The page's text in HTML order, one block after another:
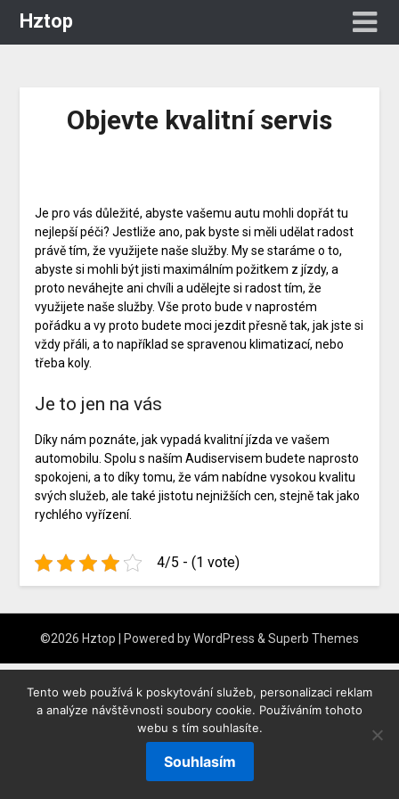
Hztop
Objevte kvalitní servis
Je pro vás důležité, abyste vašemu autu mohli dopřát tu
nejlepší péči? Jestliže ano, pak byste si měli udělat radost
právě tím, že využijete naše služby. My se staráme o to,
abyste si mohli být jisti maximálním požitkem z jízdy, a
proto neváhejte ani chvíli a udělejte si radost tím, že
využijete naše služby. Vše proto bude v naprostém
pořádku a vy proto budete moci jezdit přesně tak, jak jste si
vždy přáli, a to například se spravenou klimatizací, nebo
třeba koly.
Je to jen na vás
Díky nám poznáte, jak vypadá kvalitní jízda ve vašem
automobilu. Spolu s naším Audiservisem budete naprosto
spokojeni, a to díky tomu, že vám nabídne vysokou kvalitu
svých služeb, ale také jistotu nejnižších cen, stejně tak jako
rychlého vyřízení.
4/5 - (1 vote)
©2026 Hztop | Powered byWordPress &Superb Themes
Tento web používá k poskytování služeb, personalizaci reklam
a analýze návštěvnosti soubory cookie. Používáním tohoto
webu s tím souhlasíte.
Souhlasím